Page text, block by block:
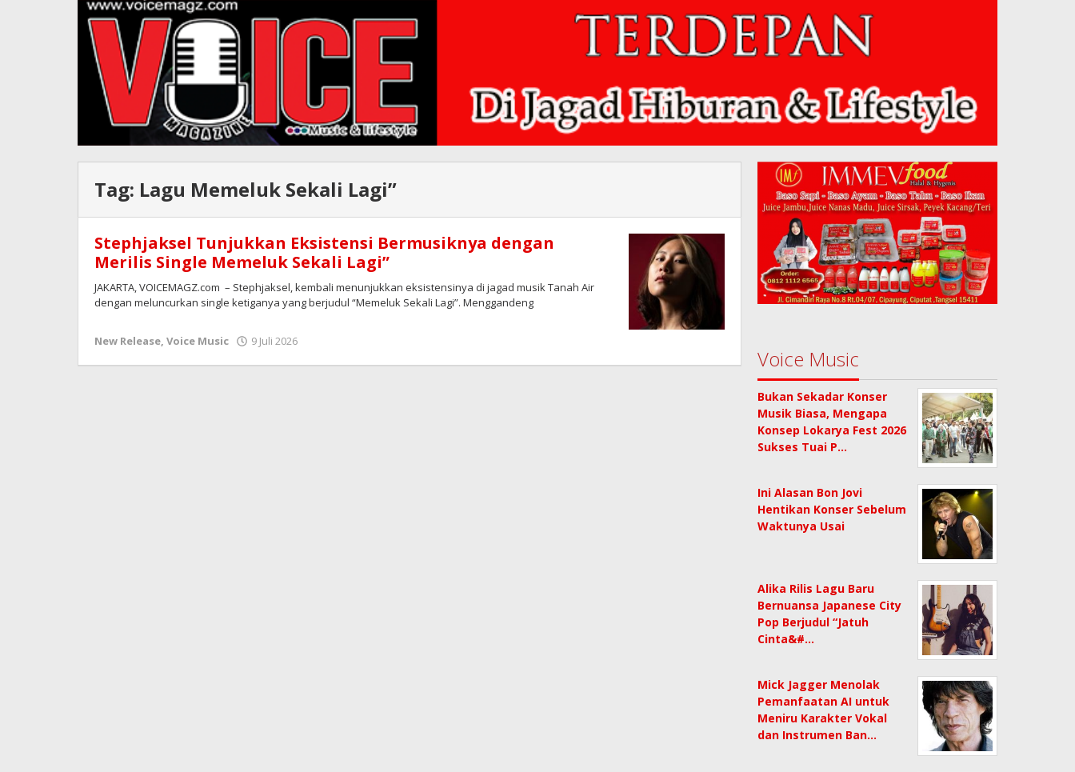
Tag: Lagu Memeluk Sekali Lagi”
Stephjaksel Tunjukkan Eksistensi Bermusiknya dengan
Merilis Single Memeluk Sekali Lagi”
JAKARTA, VOICEMAGZ.com – Stephjaksel, kembali menunjukkan eksistensinya di jagad musik Tanah Air
dengan meluncurkan single ketiganya yang berjudul “Memeluk Sekali Lagi”. Menggandeng
New Release, Voice Music 9 Juli 2026
Voice Music
Bukan Sekadar Konser
Musik Biasa, Mengapa
Konsep Lokarya Fest 2026
Sukses Tuai P…
Ini Alasan Bon Jovi
Hentikan Konser Sebelum
Waktunya Usai
Alika Rilis Lagu Baru
Bernuansa Japanese City
Pop Berjudul “Jatuh
Cinta&#…
Mick Jagger Menolak
Pemanfaatan AI untuk
Meniru Karakter Vokal
dan Instrumen Ban…